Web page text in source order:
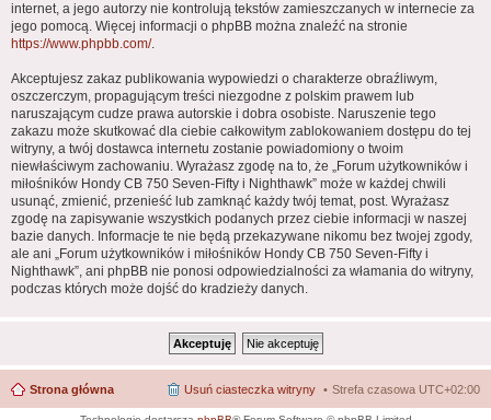
internet, a jego autorzy nie kontrolują tekstów zamieszczanych w internecie za
jego pomocą. Więcej informacji o phpBB można znaleźć na stronie
https://www.phpbb.com/.
Akceptujesz zakaz publikowania wypowiedzi o charakterze obraźliwym,
oszczerczym, propagującym treści niezgodne z polskim prawem lub
naruszającym cudze prawa autorskie i dobra osobiste. Naruszenie tego
zakazu może skutkować dla ciebie całkowitym zablokowaniem dostępu do tej
witryny, a twój dostawca internetu zostanie powiadomiony o twoim
niewłaściwym zachowaniu. Wyrażasz zgodę na to, że „Forum użytkowników i
miłośników Hondy CB 750 Seven-Fifty i Nighthawk” może w każdej chwili
usunąć, zmienić, przenieść lub zamknąć każdy twój temat, post. Wyrażasz
zgodę na zapisywanie wszystkich podanych przez ciebie informacji w naszej
bazie danych. Informacje te nie będą przekazywane nikomu bez twojej zgody,
ale ani „Forum użytkowników i miłośników Hondy CB 750 Seven-Fifty i
Nighthawk”, ani phpBB nie ponosi odpowiedzialności za włamania do witryny,
podczas których może dojść do kradzieży danych.
Strona główna Strefa czasowa UTC+02:00
Usuń ciasteczka witryny